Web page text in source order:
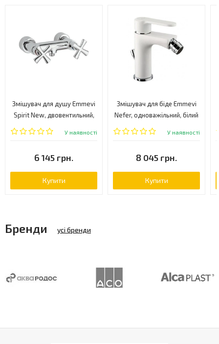
Змішувач для душу Emmevi
Spirit New, двовентильний,
хром (CR31002)
У наявності
6 145 грн.
Купити
Змішувач для біде Emmevi
Nefer, одноважільний, білий
(BIO77004)
У наявності
8 045 грн.
Купити
Бренди усі бренди